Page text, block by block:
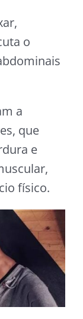
o
a
que
e
físico.